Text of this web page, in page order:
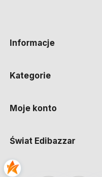
Informacje
Kategorie
Moje konto
Świat Edibazzar